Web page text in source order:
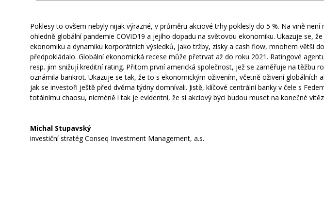
Poklesy to ovšem nebyly nijak výrazné, v průměru akciové trhy poklesly do 5 %. Na vině
ohledně globální pandemie COVID19 a jejího dopadu na světovou ekonomiku. Ukazuje se,
ekonomiku a dynamiku korporátních výsledků, jako tržby, zisky a cash flow, mnohem větší
předpokládalo. Globální ekonomická recese může přetrvat až do roku 2021. Ratingové
resp. jim snižují kreditní rating. Přitom první americká společnost, jež se zaměřuje na těžbu
oznámila bankrot. Ukazuje se tak, že to s ekonomickým oživením, včetně oživení globálních
jak se investoři ještě před dvěma týdny domnívali. Jistě, klíčové centrální banky v čele s
totálnímu chaosu, nicméně i tak je evidentní, že si akciový býci budou muset na konečné
Michal Stupavský
investiční stratég Conseq Investment Management, a.s.